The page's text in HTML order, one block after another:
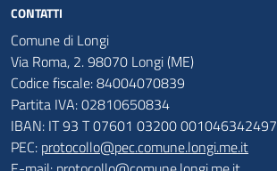
CONTATTI
Comune di Longi
Via Roma, 2. 98070 Longi (ME)
Codice fiscale: 84004070839
Partita IVA: 02810650834
IBAN: IT 93 T 07601 03200 001046342497
PEC: protocollo@pec.comune.longi.me.it